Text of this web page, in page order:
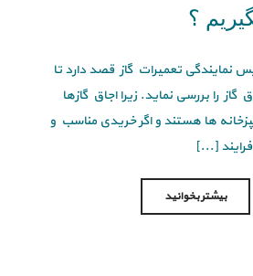
؟
نمایندگی تعمیرات گاز قصد دارد تا
را بررسی نماید. زیرا اجاق گازها
ها هستند و اگر خریدی مناسب و
[...]
بیشتر بخوانید